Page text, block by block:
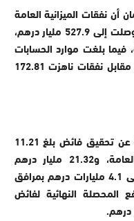
نفقات الميزانية العامة
بلغت 516.7 مليار درهم، مقابل موارد وصلت إلى 527.9 مليار درهم،
فيما بلغت موارد الحسابات
الخصوصية للخزينة 194.13 مليار درهم مقابل نفقات ناهزت 172.81
وأسفر تنفيذ قانون المالية لسنة 2024 عن تحقيق فائض بلغ 11.21
مليار درهم على مستوى الميزانية العامة، و21.32 مليار درهم
بالحسابات الخصوصية للخزينة، إضافة إلى 4.1 مليارات درهم بمرافق
المحصلة النهائية لفائض
.